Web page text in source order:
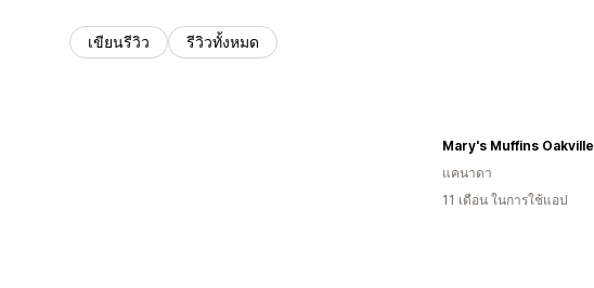
เขียนรีวิว รีวิวทั้งหมด
Mary's Muffins Oakville
แคนาดา
11 เดือน ในการใช้แอป